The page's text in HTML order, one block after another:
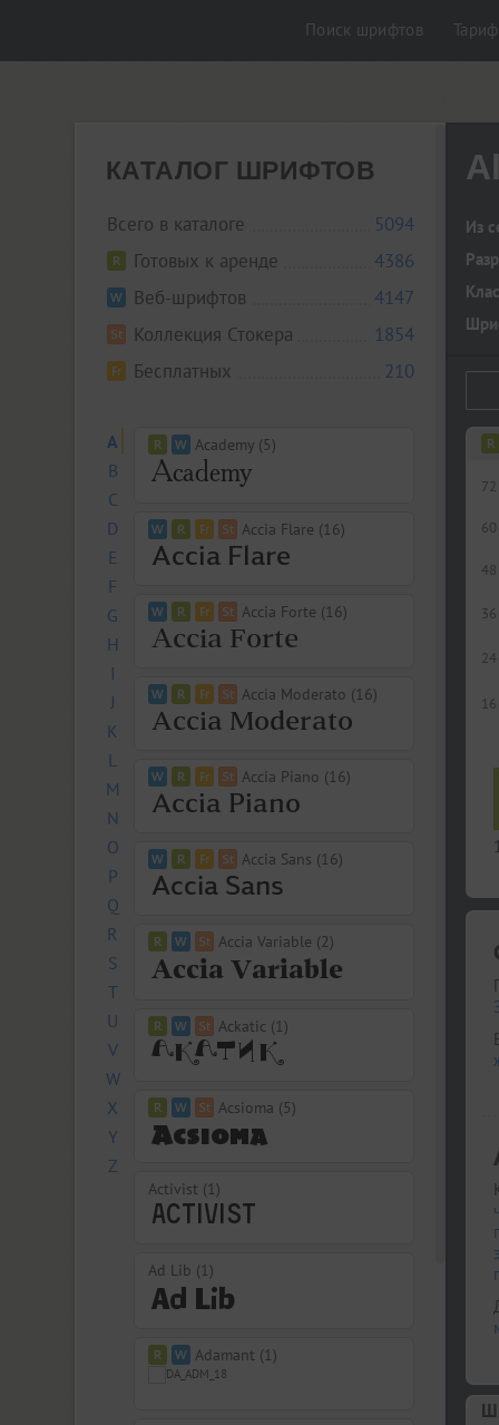
Поиск шрифтов
КАТАЛОГ ШРИФТОВ
Всего в каталоге
5094
Готовых к аренде
4386
Веб-шрифтов
4147
Коллекция Стокера
1854
Бесплатных
210
A
B
C
D
E
F
G
H
I
J
K
L
M
N
O
P
Q
R
S
T
U
V
W
X
Y
Z
Academy (5)
Accia Flare (16)
Accia Forte (16)
Accia Moderato (16)
Accia Piano (16)
Accia Sans (16)
Accia Variable (2)
Ackatic (1)
Acsioma (5)
Activist (1)
Ad Lib (1)
Adamant (1)
Из